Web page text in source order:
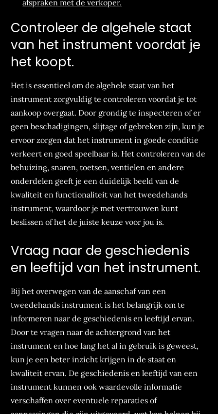
afspraken met de verkoper.
Controleer de algehele staat
van het instrument voordat je
het koopt.
Het is essentieel om de algehele staat van het
instrument zorgvuldig te controleren voordat je tot
aankoop overgaat. Door grondig te inspecteren of er
geen beschadigingen, slijtage of gebreken zijn, kun je
ervoor zorgen dat het instrument in goede conditie
verkeert en goed speelbaar is. Het controleren van de
behuizing, snaren, toetsen, ventielen en andere
onderdelen geeft je een duidelijk beeld van de
kwaliteit en functionaliteit van het tweedehands
instrument, waardoor je met vertrouwen kunt
beslissen of het de juiste keuze voor jou is.
Vraag naar de geschiedenis
en leeftijd van het instrument.
Bij het overwegen van de aanschaf van een
tweedehands instrument is het belangrijk om te
informeren naar de geschiedenis en leeftijd ervan.
Door te vragen naar de achtergrond van het
instrument en hoe lang het al in gebruik is geweest,
kun je een beter inzicht krijgen in de staat en
kwaliteit ervan. De geschiedenis en leeftijd van een
instrument kunnen ook waardevolle informatie
verschaffen over eventuele reparaties of